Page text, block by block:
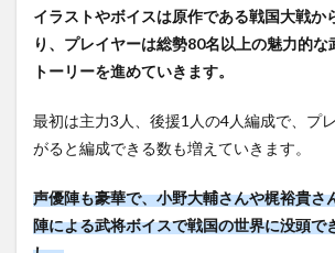
1.3
【戦
国再
臨】
ビュ
ー・
感
まと
め
イラストやボイスは原作である戦国大戦か
り、プレイヤーは総勢80名以上の魅力的な
トーリーを進めていきます。
最初は主力3人、後援1人の4人編成で、プ
がると編成できる数も増えていきます。
声優陣も豪華で、小野大輔さんや梶裕貴さ
陣による武将ボイスで戦国の世界に没頭で